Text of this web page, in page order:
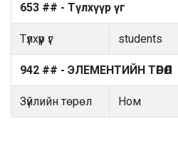
653 ## - Түлхүүр үг
Түлхүүр үг students
942 ## - ЭЛЕМЕНТИЙН ТӨРӨЛ
Зүйлийн төрөл Ном